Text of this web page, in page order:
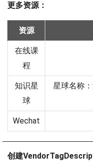
更多资源：
资源
在线课
程
知识星
球
星球名称
Wechat
创建